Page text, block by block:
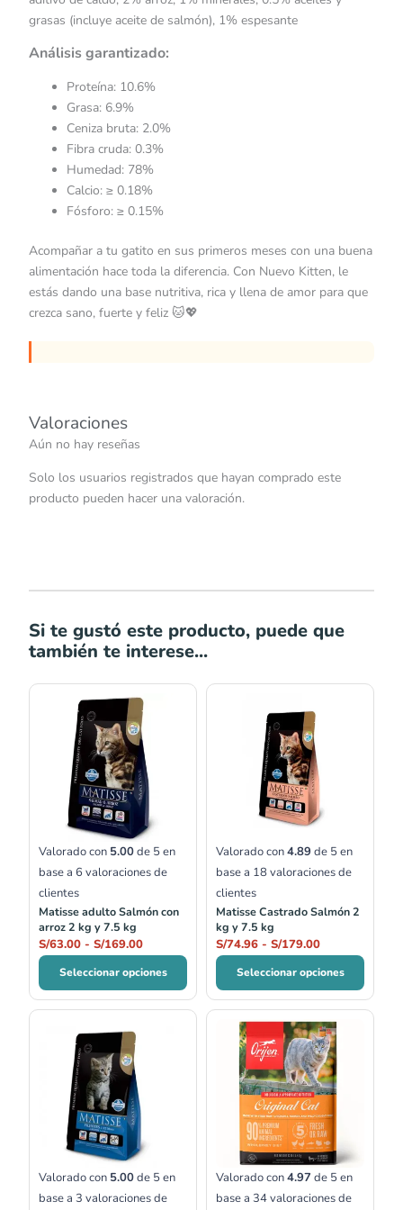
grasas (incluye aceite de salmón), 1% espesante
Análisis garantizado:
Proteína: 10.6%
Grasa: 6.9%
Ceniza bruta: 2.0%
Fibra cruda: 0.3%
Humedad: 78%
Calcio: ≥ 0.18%
Fósforo: ≥ 0.15%
Acompañar a tu gatito en sus primeros meses con una buena
alimentación hace toda la diferencia. Con Nuevo Kitten, le
estás dando una base nutritiva, rica y llena de amor para que
crezca sano, fuerte y feliz 🐱💖
Valoraciones
Aún no hay reseñas
Solo los usuarios registrados que hayan comprado este
producto pueden hacer una valoración.
Si te gustó este producto, puede que
también te interese...
Valorado con 5.00de 5 en
base a 6 valoraciones de
clientes
Matisse adulto Salmón con
arroz 2 kg y 7.5 kg
S/63.00 - S/169.00
de
precios:
desde
S/63.00
hasta
S/169.00
Seleccionar opciones
Valorado con4.89 de 5 en
base a 18valoraciones de
clientes
Matisse Castrado Salmón 2
kg y 7.5 kg
S/74.96 - S/179.00
S/179.00
Seleccionar opciones
Valorado con 5.00de 5 en
base a 3 valoraciones de
S/156.75
Valorado con4.97 de 5 en
base a 34valoraciones de
Rango
de
precios:
desde
hasta
S/332.00